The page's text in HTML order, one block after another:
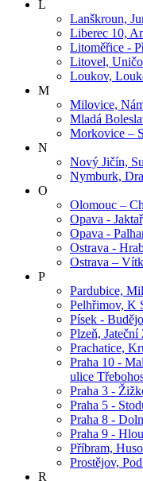
L
Lanškroun,
Liberec 10,
Litoměřice -
Litovel,
Loukov,
M
Milovice,
Mladá
Morkovice –
N
Nový Jičín,
Nymburk,
O
Olomouc –
Opava -
Opava -
Ostrava -
Ostrava –
P
Pardubice,
Pelhřimov, K
Písek -
Plzeň, Jateční
Prachatice,
Praha 10 -
ulice
Praha 3 -
Praha 5 -
Praha 8 -
Praha 9 -
Příbram,
Prostějov,
R